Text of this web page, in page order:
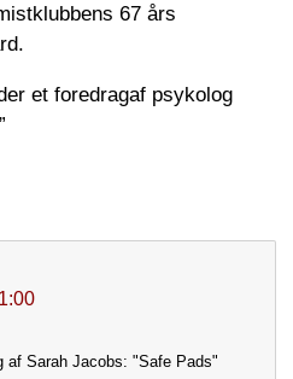
67 års
et foredragaf psykolog
Sarah Jacobs: "Safe Pads"